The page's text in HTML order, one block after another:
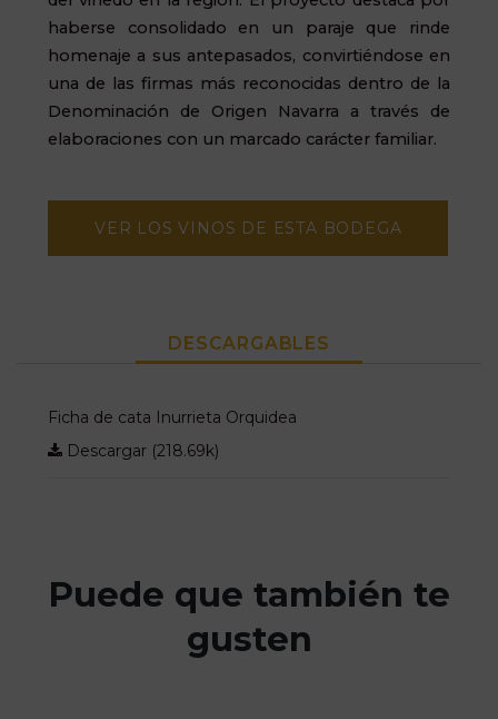
haberse consolidado en un paraje que rinde
homenaje a sus antepasados, convirtiéndose en
una de las firmas más reconocidas dentro de la
Denominación de Origen Navarra a través de
elaboraciones con un marcado carácter familiar.
VER LOS VINOS DE ESTA BODEGA
DESCARGABLES
Ficha de cata Inurrieta Orquidea
Descargar (218.69k)
Puede que también te
gusten